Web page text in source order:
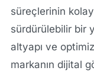
süreçlerinin
sürdürülebilir bir
altyapı ve
markanın dijital